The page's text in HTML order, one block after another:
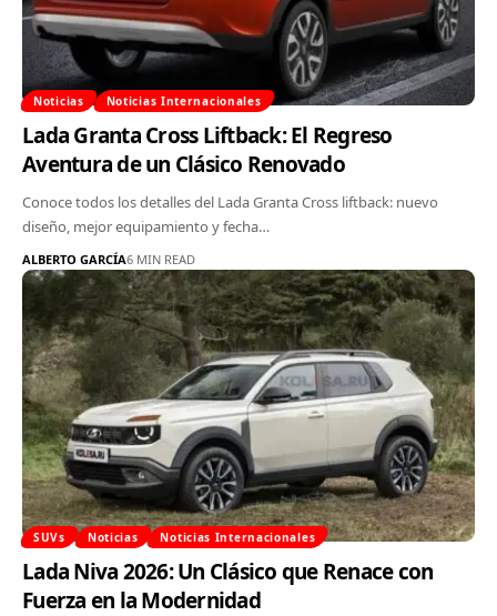
Noticias Noticias Internacionales
Lada Granta Cross Liftback: El Regreso
Aventura de un Clásico Renovado
Conoce todos los detalles del Lada Granta Cross liftback: nuevo
diseño, mejor equipamiento y fecha…
ALBERTO GARCÍA6 MIN READ
SUVs Noticias Noticias Internacionales
Lada Niva 2026: Un Clásico que Renace con
Fuerza en la Modernidad